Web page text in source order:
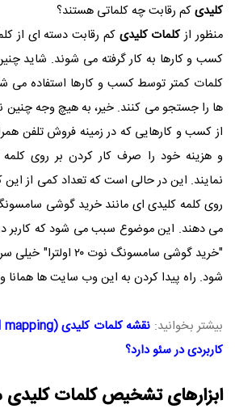
کلیدیکم رقابت چه کلماتی هستند؟
منظور از کلمات کلیدی کم رقابت دسته ای از
کسب و کارها به کار گرفته می شوند. شاید
کلمات کمتر توسط کسب و کارها استفاده می
ها را جستجو می کنند. خیر، به هیچ وجه چنین
از کسب و کارهایی که در زمینه فروش تلفن
و هزینه خود را صرف کار کردن بر روی
نمایند. این در حالی است که تعداد کمی از
می دهند. این موضوع سبب می شود که کاربر
"خرید گوشی سامسونگ
شود. راه پیدا کردن به این وب سایت ها همانا و
بیشتر بخوانید:
کاربردی در سئو دارد؟
ابزارهای تشخیص کلمات